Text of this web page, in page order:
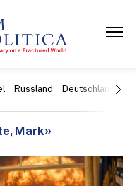
Russland Deutschland
Mark»